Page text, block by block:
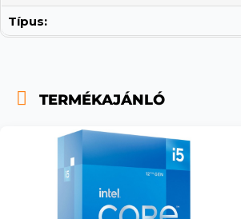
Típus:
TERMÉKAJÁNLÓ